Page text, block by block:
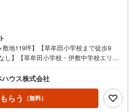
敷地119坪】【草牟田小学校まで徒歩9
し】【草牟田小学校・伊敷中学校エリ
人気の平坦地エリア！周辺にスーパーや
施設等あり住環境良好・敷地119坪と
、駐車場多数の可能な広さ●周辺環境●・
徒歩9分（約650m）・伊敷中学校まで徒
ウス株式会社
らう （無料）